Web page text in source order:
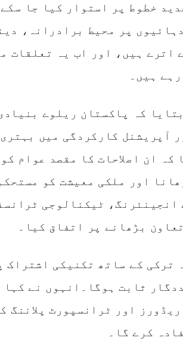
خطوط پر استوار کیا جا
پر محیط برادرانہ،
اترے ہیں، اور اب یہ تعلقات
ہیں۔
کہ پاکستان ریلوے
آپریشنل کارکردگی میں
کہ ان اصلاحات کا مقصد عوام
اور ملکی معیشت کو
انجینئرنگ، ٹیکنالوجی
بڑھانے پر اتفاق کیا۔
ترکی کے ساتھ تکنیکی اشتراک
ثابت ہوگا۔انہوں نے
اور ٹرانسپورٹ پلاننگ
کرے گا۔